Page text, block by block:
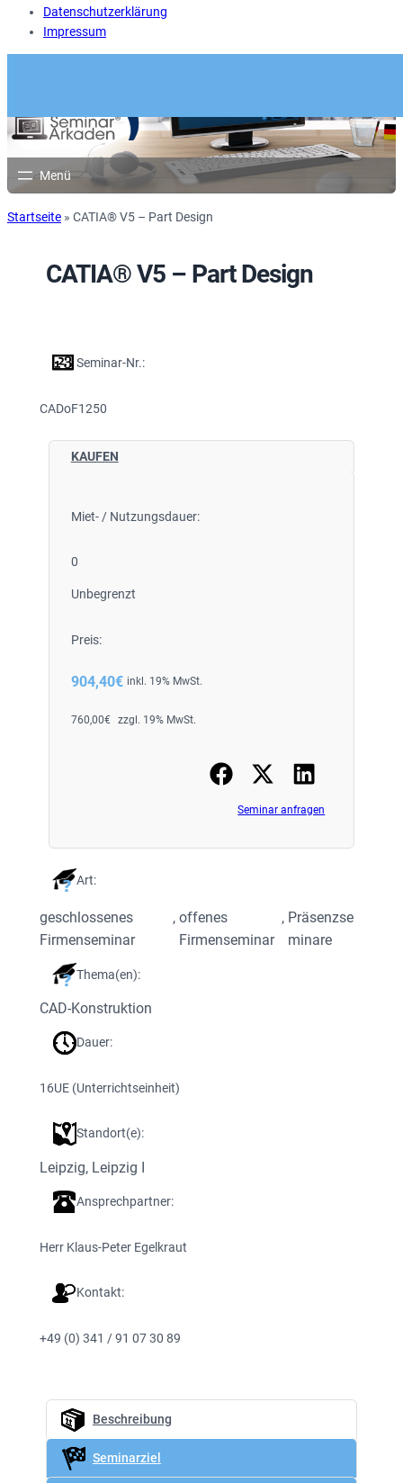
Datenschutzerklärung
Impressum
Startseite » CATIA® V5 – Part Design
CATIA® V5 – Part Design
Seminar-Nr.:
CADoF1250
KAUFEN
Miet- / Nutzungsdauer:
0
Unbegrenzt
Preis:
904,40€ inkl. 19% MwSt.
760,00€ zzgl. 19% MwSt.
Seminar anfragen
Art:
geschlossenes
Firmenseminar
, offenes
Firmenseminar
, Präsenzse
minare
Thema(en):
CAD-Konstruktion
Dauer:
16UE (Unterrichtseinheit)
Standort(e):
Leipzig, Leipzig I
Ansprechpartner:
Herr Klaus-Peter Egelkraut
Kontakt:
+49 (0) 341 / 91 07 30 89
Beschreibung
Seminarziel